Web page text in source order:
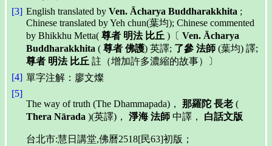
[3] English translated by Ven. Ācharya Buddharakkhita ;
Chinese translated by Yeh chun(葉均); Chinese commented
by Bhikkhu Metta( 尊者 明法 比丘 )〔 Ven. Ācharya
Buddharakkhita ( 尊者 佛護) 英譯; 了參 法師 (葉均) 譯;
尊者 明法 比丘 註（增加許多濃縮的故事）〕
[4] 單字注解：廖文燦
[5]
The way of truth (The Dhammapada)， 那羅陀 長老 (
Thera Nārada )(英譯)， 淨海 法師 中譯， 白話文版
台北市:慧日講堂,佛曆2518[民63]初版；